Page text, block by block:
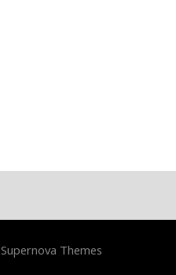
Supernova Themes